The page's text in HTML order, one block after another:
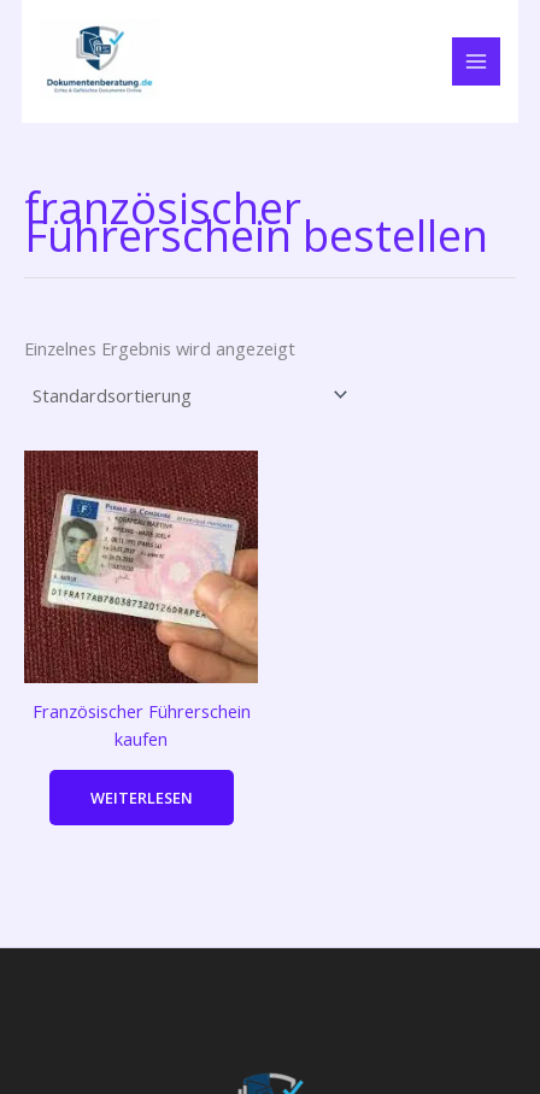
französischer
Führerschein bestellen
Einzelnes Ergebnis wird angezeigt
Französischer Führerschein
kaufen
WEITERLESEN